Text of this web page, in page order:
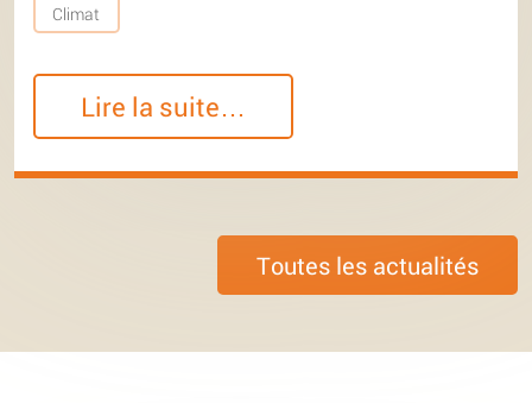
Climat
Lire la suite…
Toutes les actualités